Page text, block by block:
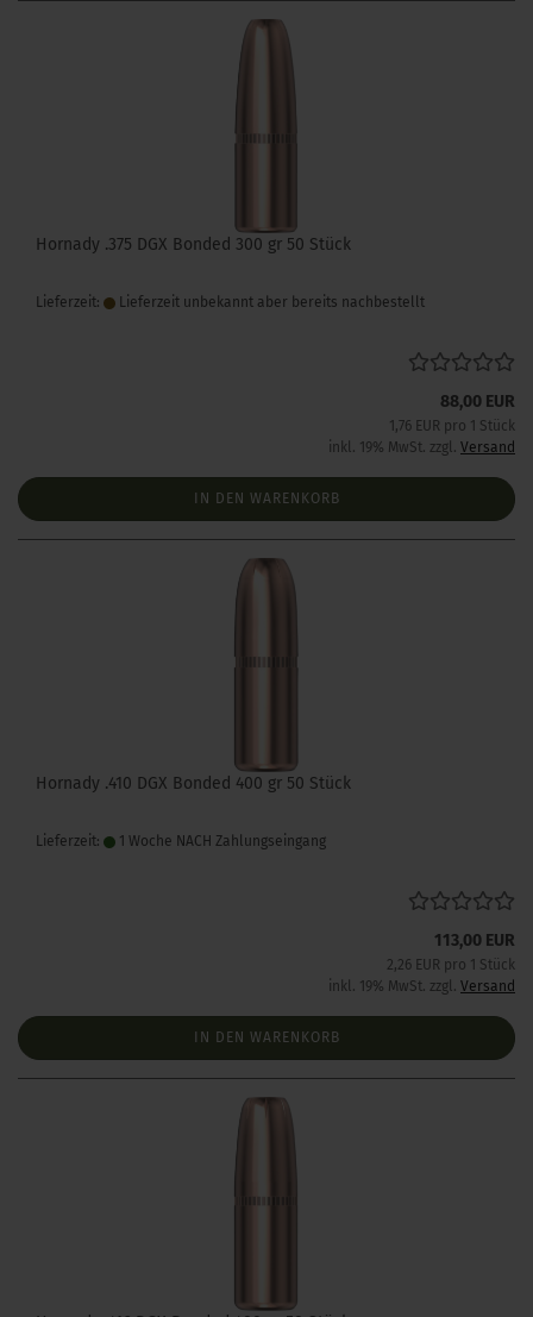
Hornady .375 DGX Bonded 300 gr 50 Stück
Lieferzeit: Lieferzeit unbekannt aber bereits nachbestellt
88,00 EUR
1,76 EUR pro 1 Stück
inkl. 19% MwSt. zzgl. Versand
IN DEN WARENKORB
Hornady .410 DGX Bonded 400 gr 50 Stück
Lieferzeit: 1 Woche NACH Zahlungseingang
113,00 EUR
2,26 EUR pro 1 Stück
inkl. 19% MwSt. zzgl. Versand
IN DEN WARENKORB